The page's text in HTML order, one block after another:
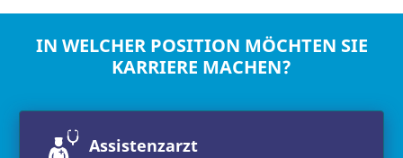
IN WELCHER POSITION MÖCHTEN SIE
KARRIERE MACHEN?
Assistenzarzt